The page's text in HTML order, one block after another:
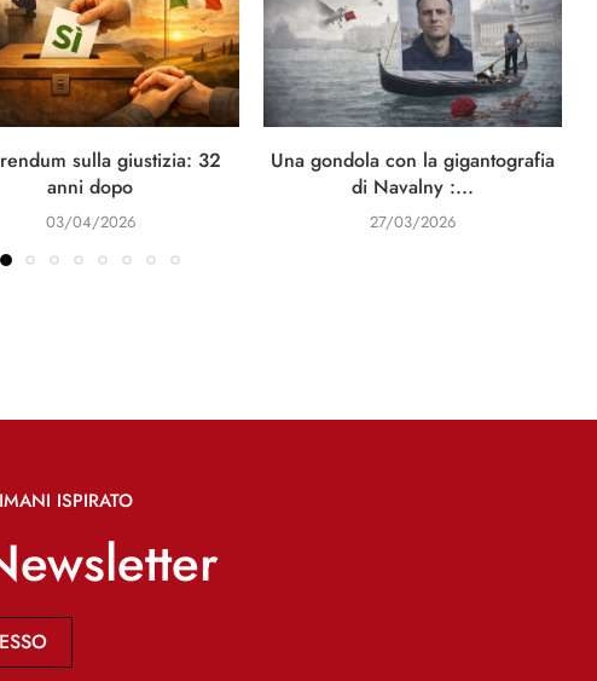
sulla giustizia: 32
anni dopo
03/04/2026
Una gondola con la gigantografia
di Navalny :...
27/03/2026
ISPIRATO